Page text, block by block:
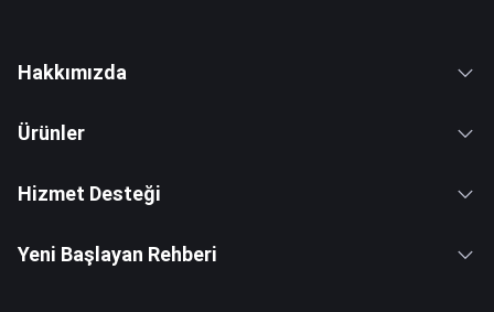
Hakkımızda
Ürünler
Hizmet Desteği
Yeni Başlayan Rehberi